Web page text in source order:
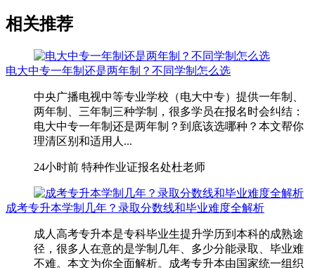
相关推荐
电大中专一年制还是两年制？不同学制怎么选
中央广播电视中等专业学校（电大中专）提供一年制、
两年制、三年制三种学制，很多学员在报名时会纠结：
电大中专一年制还是两年制？到底该选哪种？本文帮你
理清区别和适用人...
24小时前 特种作业证报名处杜老师
成考专升本学制几年？录取分数线和毕业难度全解析
成人高考专升本是专科毕业生提升学历到本科的成熟途
径，很多人在意的是学制几年、多少分能录取、毕业难
不难。本文为你全面解析。成考专升本由国家统一组织